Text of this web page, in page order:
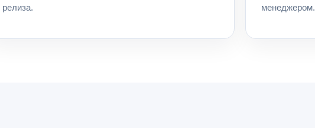
релиза.
менеджером.